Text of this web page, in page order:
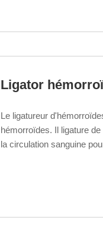
Ligator
Le ligatureur
hémorroïdes. Il ligature
la circulation sanguine